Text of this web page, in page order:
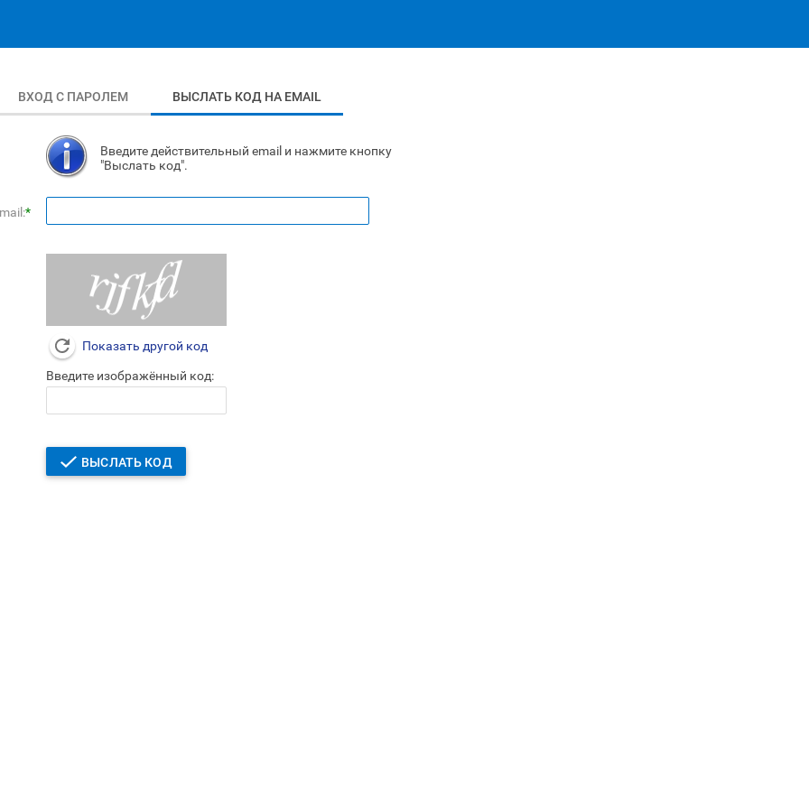
ВХОД С ПАРОЛЕМ ВЫСЛАТЬ КОД НА EMAIL
Введите действительный email и нажмите кнопку
"Выслать код".
*
Показать другой код
Введите изображённый код:
ВЫСЛАТЬ КОД